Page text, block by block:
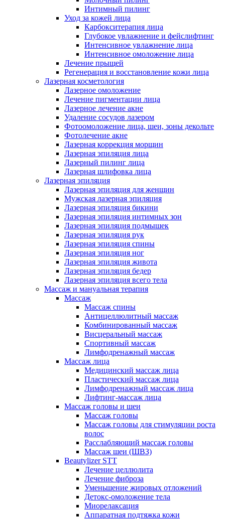
Интимный пилинг
Уход за кожей лица
Карбокситерапия лица
Глубокое увлажнение и фейслифтинг
Интенсивное увлажнение лица
Интенсивное омоложение лица
Лечение прыщей
Регенерация и восстановление кожи лица
Лазерная косметология
Лазерное омоложение
Лечение пигментации лица
Лазерное лечение акне
Удаление сосудов лазером
Фотоомоложение лица, шеи, зоны декольте
Фотолечение акне
Лазерная коррекция морщин
Лазерная эпиляция лица
Лазерный пилинг лица
Лазерная шлифовка лица
Лазерная эпиляция
Лазерная эпиляция для женщин
Мужская лазерная эпиляция
Лазерная эпиляция бикини
Лазерная эпиляция интимных зон
Лазерная эпиляция подмышек
Лазерная эпиляция рук
Лазерная эпиляция спины
Лазерная эпиляция ног
Лазерная эпиляция живота
Лазерная эпиляция бедер
Лазерная эпиляция всего тела
Массаж и мануальная терапия
Массаж
Массаж спины
Антицеллюлитный массаж
Комбинированный массаж
Висцеральный массаж
Спортивный массаж
Лимфодренажный массаж
Массаж лица
Медицинский массаж лица
Пластический массаж лица
Лимфодренажный массаж лица
Лифтинг-массаж лица
Массаж головы и шеи
Массаж головы
Массаж головы для стимуляции роста
волос
Расслабляющий массаж головы
Массаж шеи (ШВЗ)
Beautylizer STT
Лечение целлюлита
Лечение фиброза
Уменьшение жировых отложений
Детокс-омоложение тела
Миорелаксация
Аппаратная подтяжка кожи